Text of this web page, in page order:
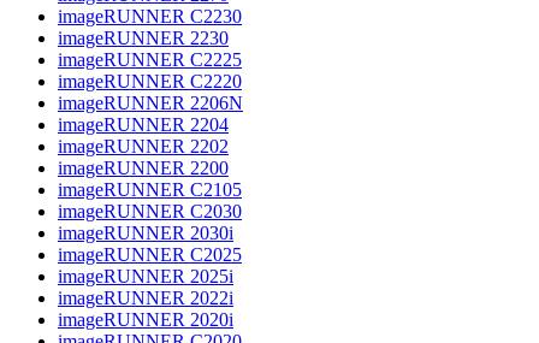
imageRUNNER C2230
imageRUNNER 2230
imageRUNNER C2225
imageRUNNER C2220
imageRUNNER 2206N
imageRUNNER 2204
imageRUNNER 2202
imageRUNNER 2200
imageRUNNER C2105
imageRUNNER C2030
imageRUNNER 2030i
imageRUNNER C2025
imageRUNNER 2025i
imageRUNNER 2022i
imageRUNNER 2020i